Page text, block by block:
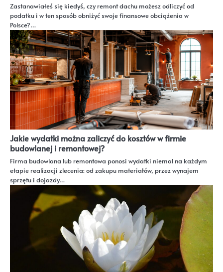
Zastanawiałeś się kiedyś, czy remont dachu możesz odliczyć od
podatku i w ten sposób obniżyć swoje finansowe obciążenia w
Polsce?…
Jakie wydatki można zaliczyć do kosztów w firmie
budowlanej i remontowej?
Firma budowlana lub remontowa ponosi wydatki niemal na każdym
etapie realizacji zlecenia: od zakupu materiałów, przez wynajem
sprzętu i dojazdy…